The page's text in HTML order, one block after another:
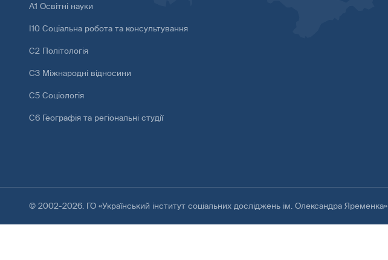
А1 Освітні науки
І10 Соціальна робота та консультування
С2 Політологія
С3 Міжнародні відносини
С5 Соціологія
С6 Географія та регіональні студії
© 2002-2026. ГО «Український інститут соціальних досліджень ім. Олександра Яременка»